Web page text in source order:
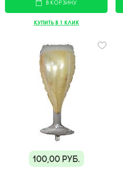
В КОРЗИНУ
КУПИТЬ В 1 КЛИК
100,00 руб.